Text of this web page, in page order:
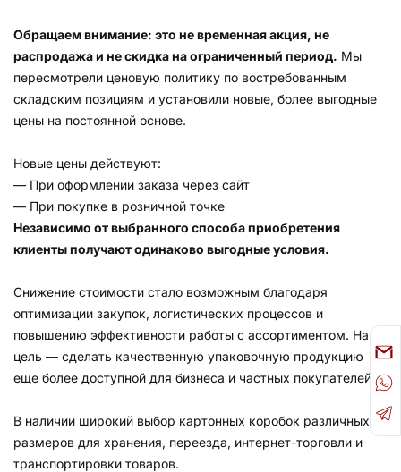
Обращаем внимание: это не временная акция, не
распродажа и не скидка на ограниченный период. Мы
пересмотрели ценовую политику по востребованным
складским позициям и установили новые, более выгодные
цены на постоянной основе.
Новые цены действуют:
— При оформлении заказа через сайт
— При покупке в розничной точке
Независимо от выбранного способа приобретения
клиенты получают одинаково выгодные условия.
Снижение стоимости стало возможным благодаря
оптимизации закупок, логистических процессов и
повышению эффективности работы с ассортиментом. Наша
цель — сделать качественную упаковочную продукцию
еще более доступной для бизнеса и частных покупателей.
В наличии широкий выбор картонных коробок различных
размеров для хранения, переезда, интернет-торговли и
транспортировки товаров.